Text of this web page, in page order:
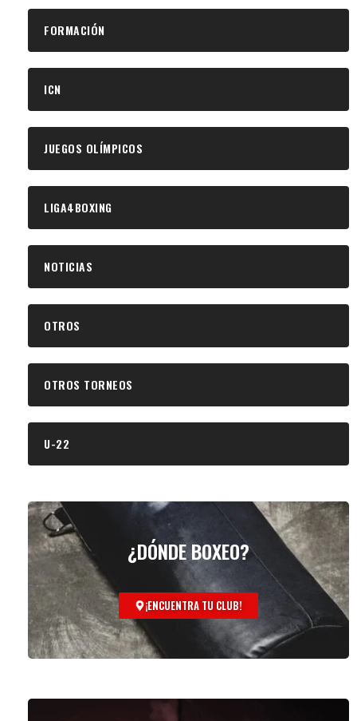
FORMACIÓN
ICN
JUEGOS OLÍMPICOS
LIGA4BOXING
NOTICIAS
OTROS
OTROS TORNEOS
U-22
¿DÓNDE BOXEO?
¡ENCUENTRA TU CLUB!